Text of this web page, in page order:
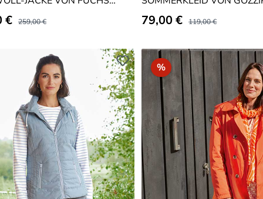
€ Regulärer Preis:
259,00 € Verkaufspreis:
79,00 € Regulärer Preis:
119,00 €
%Rabatt